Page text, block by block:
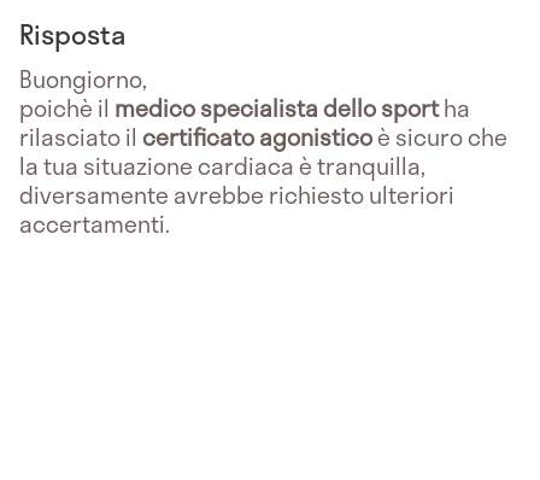
Risposta
Buongiorno,
poichè il medico specialista dello sportha
rilasciato il certificato agonisticoè sicuro che
la tua situazione cardiaca è tranquilla,
diversamente avrebbe richiesto ulteriori
accertamenti.